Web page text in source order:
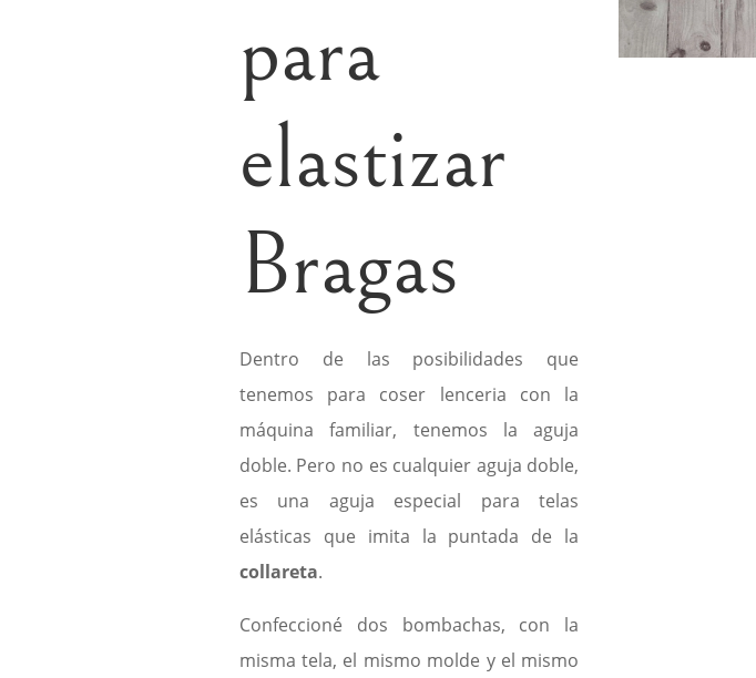
para
elastizar
Bragas
Dentro de las posibilidades que
tenemos para coser lenceria con la
máquina familiar, tenemos la aguja
doble. Pero no es cualquier aguja doble,
es una aguja especial para telas
elásticas que imita la puntada de la
collareta.
Confeccioné dos bombachas, con la
misma tela, el mismo molde y el mismo